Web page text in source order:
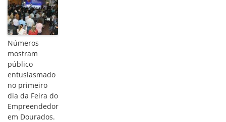
Números
mostram
público
entusiasmado
no primeiro
dia da Feira do
Empreendedor
em Dourados.